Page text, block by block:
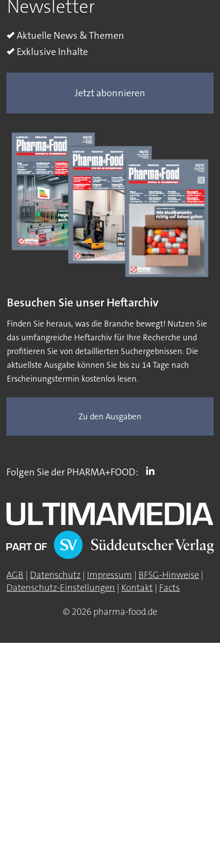
Newsletter
Aktuelle News & Themen
Exklusive Inhalte
Jetzt abonnieren
Besuchen Sie unser Heftarchiv
Finden Sie heraus, was die Branche bewegt! Nutzen Sie
das umfangreiche Heftarchiv für Ihre Recherche und
profitieren Sie von detaillierten Suchergebnissen. Die
aktuellste Ausgabe können Sie bis zu 14 Tage nach
Erscheinungstermin kostenlos lesen.
Zu den Ausgaben
Folgen Sie der PHARMA+FOOD:
AGB | Datenschutz | Impressum | BFSG-Hinweise |
Datenschutz-Einstellungen | Kontakt | Facts
© 2026 pharma-food.de